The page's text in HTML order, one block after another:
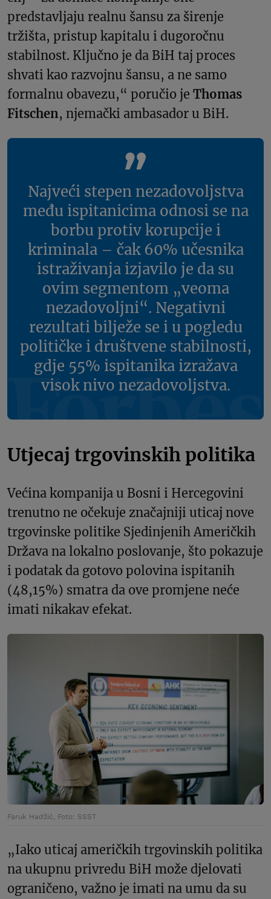
predstavljaju realnu šansu za širenje
tržišta, pristup kapitalu i dugoročnu
stabilnost. Ključno je da BiH taj proces
shvati kao razvojnu šansu, a ne samo
formalnu obavezu,“ poručio je Thomas
Fitschen, njemački ambasador u BiH.
Najveći stepen nezadovoljstva
među ispitanicima odnosi se na
borbu protiv korupcije i
kriminala – čak 60% učesnika
istraživanja izjavilo je da su
ovim segmentom „veoma
nezadovoljni“. Negativni
rezultati bilježe se i u pogledu
političke i društvene stabilnosti,
gdje 55% ispitanika izražava
visok nivo nezadovoljstva.
Utjecaj trgovinskih politika
Većina kompanija u Bosni i Hercegovini
trenutno ne očekuje značajniji uticaj nove
trgovinske politike Sjedinjenih Američkih
Država na lokalno poslovanje, što pokazuje
i podatak da gotovo polovina ispitanih
(48,15%) smatra da ove promjene neće
imati nikakav efekat.
Faruk Hadžić, Foto: SSST
„Iako uticaj američkih trgovinskih politika
na ukupnu privredu BiH može djelovati
ograničeno, važno je imati na umu da su